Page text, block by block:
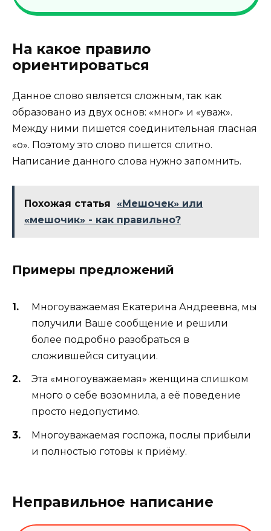
На какое правило
ориентироваться
Данное слово является сложным, так как
образовано из двух основ: «мног» и «уваж».
Между ними пишется соединительная гласная
«о». Поэтому это слово пишется слитно.
Написание данного слова нужно запомнить.
Похожая статья
«Мешочек» или
«мешочик» - как правильно?
Примеры предложений
Многоуважаемая Екатерина Андреевна, мы
получили Ваше сообщение и решили
более подробно разобраться в
сложившейся ситуации.
Эта «многоуважаемая» женщина слишком
много о себе возомнила, а её поведение
просто недопустимо.
Многоуважаемая госпожа, послы прибыли
и полностью готовы к приёму.
Неправильное написание